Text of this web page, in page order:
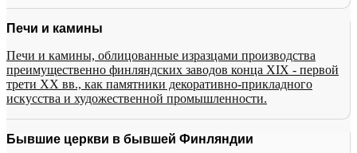
Печи и камины
Печи и камины, облицованные изразцами производства
преимущественно финляндских заводов конца XIX - первой
трети XX вв., как памятники декоративно-прикладного
искусства и художественной промышленности.
Бывшие церкви в бывшей Финляндии